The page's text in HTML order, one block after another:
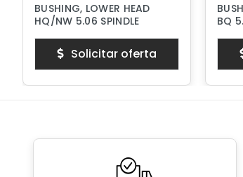
BUSHING, LOWER HEAD
HQ/NW 5.06 SPINDLE
Solicitar oferta
BQ